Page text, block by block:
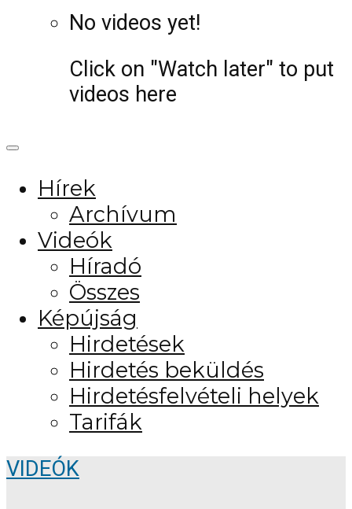
No videos yet!
Click on "Watch later" to put
videos here
Hírek
Archívum
Videók
Híradó
Összes
Képújság
Hirdetések
Hirdetés beküldés
Hirdetésfelvételi helyek
Tarifák
VIDEÓK